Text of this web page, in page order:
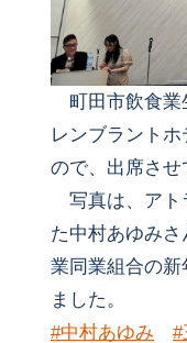
町田市飲食業
レンブラント
ので、出席させ
写真は、アト
た中村あゆみ
業同業組合の
ました。
#中村あゆみ
#